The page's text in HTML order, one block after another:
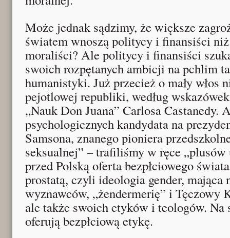
Może jednak sądzimy, że większe
światem wnoszą politycy i finansiści
moraliści? Ale politycy i finansiści
swoich rozpętanych ambicji na pchlim
humanistyki. Już przecież o mały włos
pejotlowej republiki, według
„Nauk Don Juana” Carlosa Castanedy.
psychologicznych kandydata na
Samsona, znanego pioniera
seksualnej” – trafiliśmy w ręce
przed Polską oferta bezpłciowego
prostatą, czyli ideologia gender, mająca
wyznawców, „żendermerię” i Tęczowy
ale także swoich etyków i teologów. Na
oferują bezpłciową etykę.